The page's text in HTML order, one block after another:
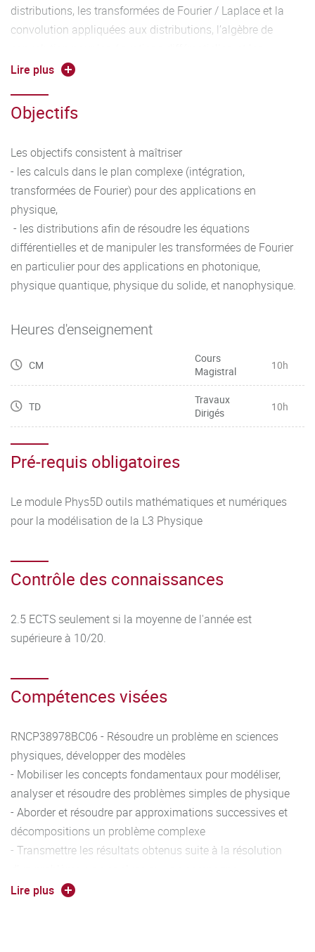
distributions, les transformées de Fourier / Laplace et la
convolution appliquées aux distributions, l’algèbre de
distributions de Green. Le cours est dispensé en anglais
mise à niveau d’y assister.
Lire plus
Objectifs
Les objectifs consistent à maîtriser
- les calculs dans le plan complexe (intégration,
transformées de Fourier) pour des applications en
physique,
- les distributions afin de résoudre les équations
différentielles et de manipuler les transformées de Fourier
en particulier pour des applications en photonique,
physique quantique, physique du solide, et nanophysique.
Heures d'enseignement
CM
Cours
Magistral
10h
TD
Travaux
Dirigés
10h
Pré-requis obligatoires
Le module Phys5D outils mathématiques et numériques
pour la modélisation de la L3 Physique
Contrôle des connaissances
2.5 ECTS seulement si la moyenne de l'année est
supérieure à 10/20.
Compétences visées
RNCP38978BC06 - Résoudre un problème en sciences
physiques, développer des modèles
- Mobiliser les concepts fondamentaux pour modéliser,
analyser et résoudre des problèmes simples de physique
- Aborder et résoudre par approximations successives et
décompositions un problème complexe
- Transmettre les résultats obtenus suite à la résolution
expérimentale
Lire plus